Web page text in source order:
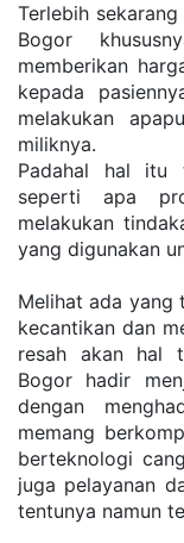
Terlebih
Bogor
memberikan
kepada
melakukan
miliknya.
Padahal hal itu
seperti apa
melakukan
yang digunakan
Melihat ada yang
kecantikan dan
resah akan hal
Bogor hadir
dengan
memang
berteknologi
juga pelayanan
tentunya namun